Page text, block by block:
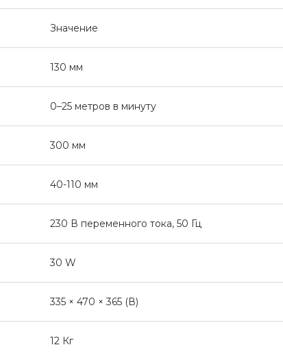
Значение
130 мм
0–25 метров в минуту
300 мм
40-110 мм
230 В переменного тока, 50 Гц
30 W
335 × 470 × 365 (В)
12 Кг